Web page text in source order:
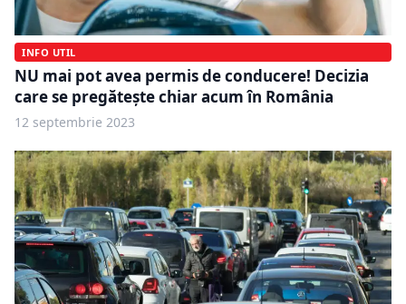
INFO UTIL
NU mai pot avea permis de conducere! Decizia
care se pregătește chiar acum în România
12 septembrie 2023